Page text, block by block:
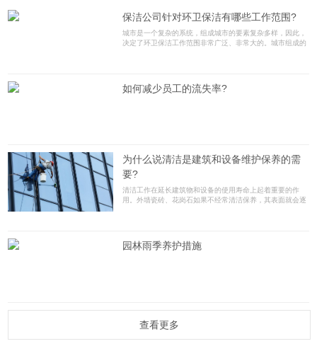
保洁公司针对环卫保洁有哪些工作范围?
城市是一个复杂的系统，组成城市的要素复杂多样，因此，
决定了环卫保洁工作范围非常广泛、非常大的。城市组成的
如何减少员工的流失率?
为什么说清洁是建筑和设备维护保养的需
要?
清洁工作在延长建筑物和设备的使用寿命上起着重要的作
用。外墙瓷砖、花岗石如果不经常清洁保养，其表面就会逐
园林雨季养护措施
查看更多